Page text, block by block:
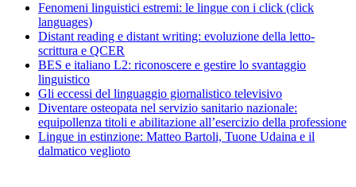
Fenomeni linguistici estremi: le lingue con i click (click
languages)
Distant reading e distant writing: evoluzione della letto-
scrittura e QCER
BES e italiano L2: riconoscere e gestire lo svantaggio
linguistico
Gli eccessi del linguaggio giornalistico televisivo
Diventare osteopata nel servizio sanitario nazionale:
equipollenza titoli e abilitazione all’esercizio della professione
Lingue in estinzione: Matteo Bartoli, Tuone Udaina e il
dalmatico veglioto